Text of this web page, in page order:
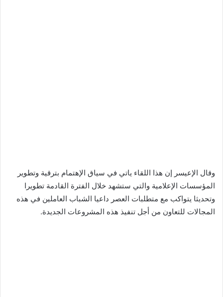
وقال الإعيسر إن هذا اللقاء ياتي في سياق الإهتمام بترقية وتطوير
المؤسسات الإعلامية والتي ستشهد خلال الفترة القادمة تطويرا
وتحديثا يتواكب مع متطلبات العصر داعيا الشباب العاملين في هذه
المجالات للتعاون من أجل تنفيذ هذه المشروعات الجديدة.